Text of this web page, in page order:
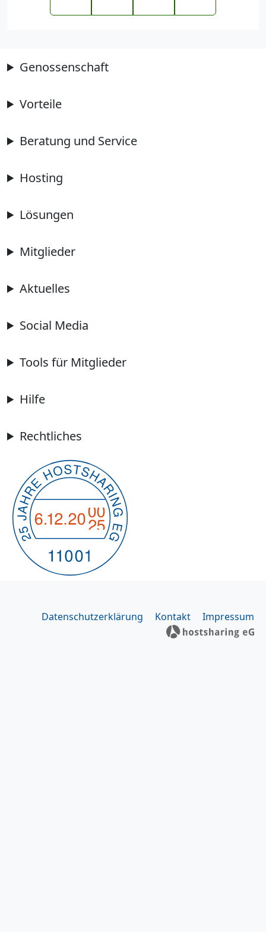
Genossenschaft
Vorteile
Beratung und Service
Hosting
Lösungen
Mitglieder
Aktuelles
Social Media
Tools für Mitglieder
Hilfe
Rechtliches
Datenschutzerklärung Kontakt Impressum